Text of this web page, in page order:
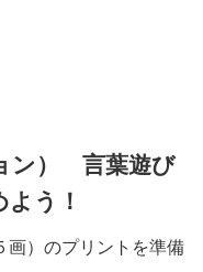
ン） 言葉遊び
う！
画）のプリントを準備